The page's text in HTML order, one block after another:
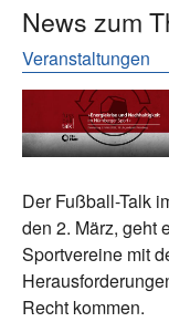
News zum
Veranstaltungen
Der Fußball-Talk
den 2. März, geht
Sportvereine mit
Recht kommen.